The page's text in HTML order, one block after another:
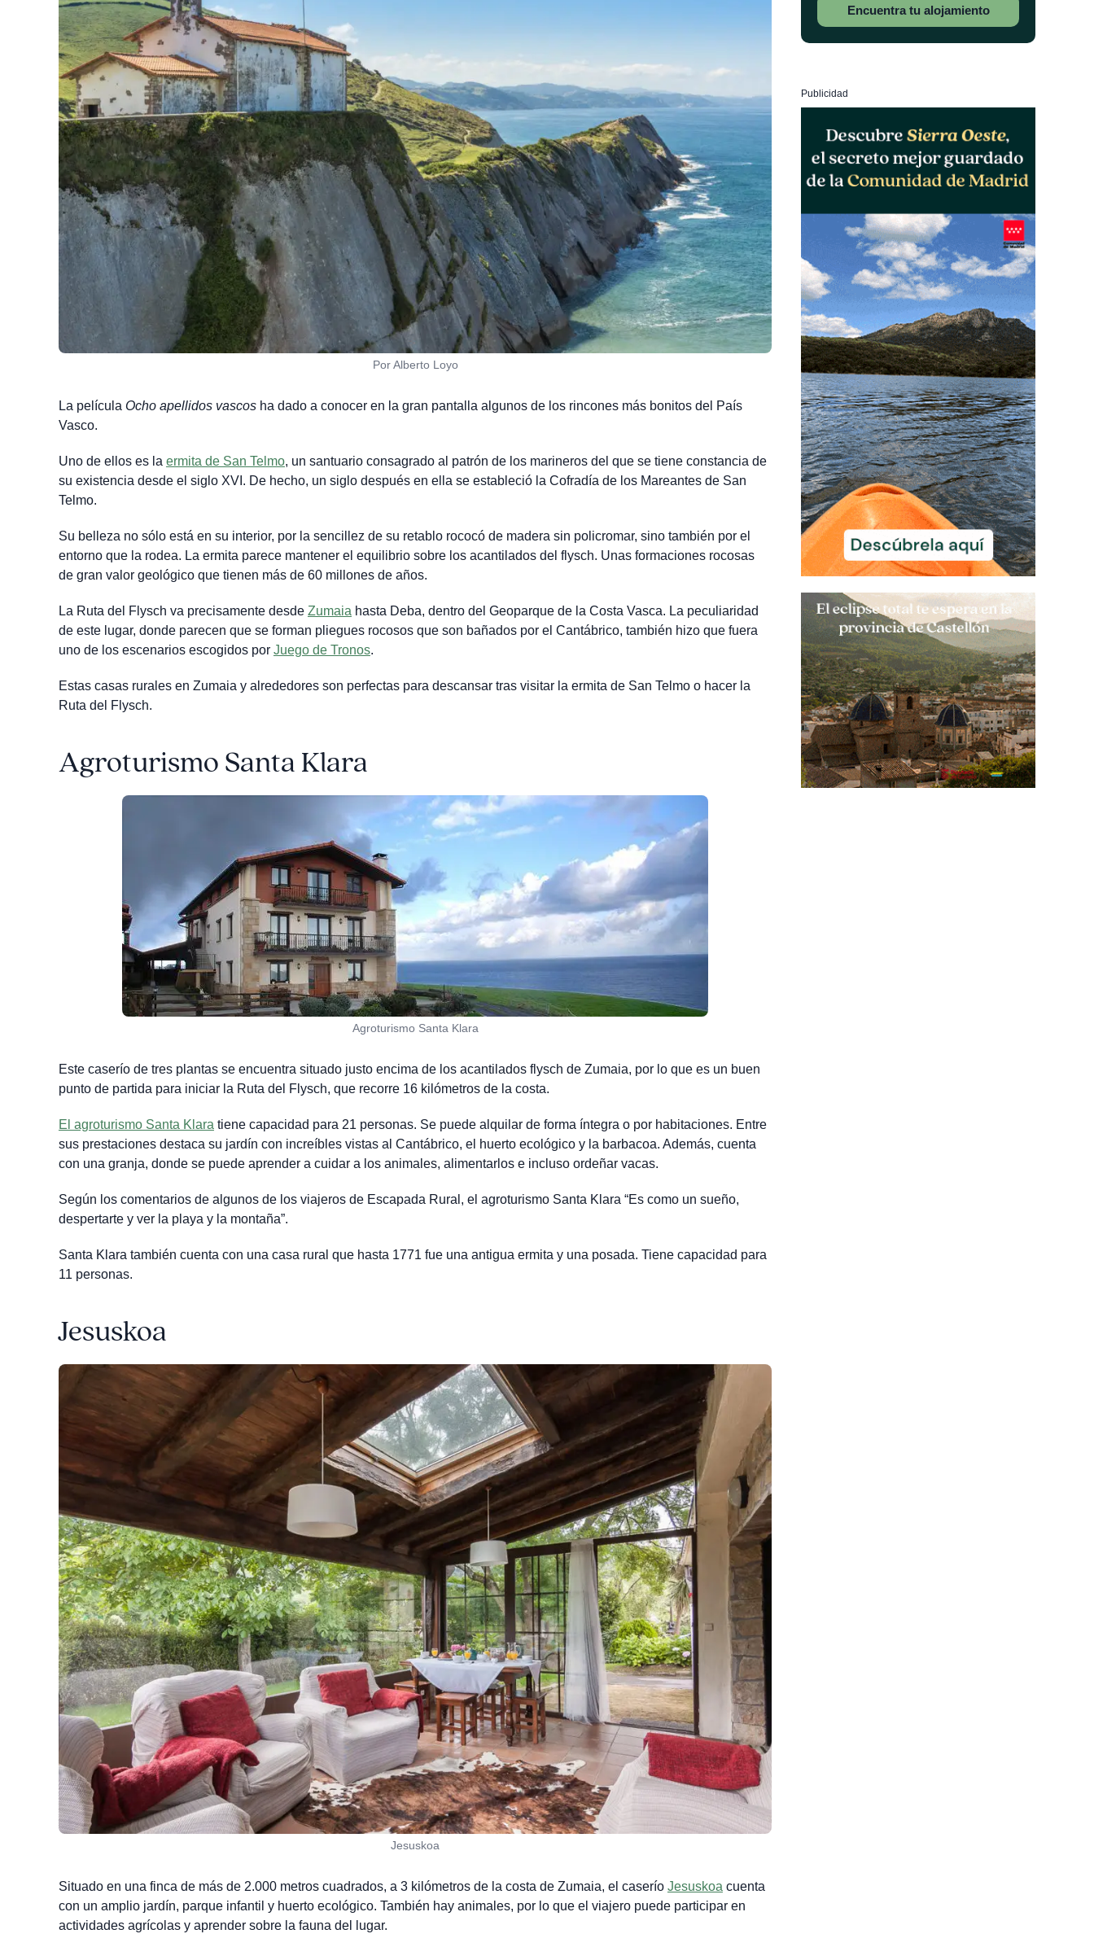
Por Alberto Loyo
La película Ocho apellidos vascosha dado a conocer en la gran pantalla algunos de los rincones más bonitos del País
Vasco.
Uno de ellos es la ermita de San Telmo, un santuario consagrado al patrón de los marineros del que se tiene constancia de
su existencia desde el siglo XVI. De hecho, un siglo después en ella se estableció la Cofradía de los Mareantes de San
Telmo.
Su belleza no sólo está en su interior, por la sencillez de su retablo rococó de madera sin policromar, sino también por el
entorno que la rodea. La ermita parece mantener el equilibrio sobre los acantilados del flysch. Unas formaciones rocosas
de gran valor geológico que tienen más de 60 millones de años.
La Ruta del Flysch va precisamente desde Zumaia hasta Deba, dentro del Geoparque de la Costa Vasca. La peculiaridad
de este lugar, donde parecen que se forman pliegues rocosos que son bañados por el Cantábrico, también hizo que fuera
uno de los escenarios escogidos por Juego de Tronos.
Estas casas rurales en Zumaia y alrededores son perfectas para descansar tras visitar la ermita de San Telmo o hacer la
Ruta del Flysch.
Agroturismo Santa Klara
Agroturismo Santa Klara
Este caserío de tres plantas se encuentra situado justo encima de los acantilados flysch de Zumaia, por lo que es un buen
punto de partida para iniciar la Ruta del Flysch, que recorre 16 kilómetros de la costa.
El agroturismo Santa Klara tiene capacidad para 21 personas. Se puede alquilar de forma íntegra o por habitaciones. Entre
sus prestaciones destaca su jardín con increíbles vistas al Cantábrico, el huerto ecológico y la barbacoa. Además, cuenta
con una granja, donde se puede aprender a cuidar a los animales, alimentarlos e incluso ordeñar vacas.
Según los comentarios de algunos de los viajeros de Escapada Rural, el agroturismo Santa Klara “Es como un sueño,
despertarte y ver la playa y la montaña”.
Santa Klara también cuenta con una casa rural que hasta 1771 fue una antigua ermita y una posada. Tiene capacidad para
11 personas.
Jesuskoa
Jesuskoa
Situado en una finca de más de 2.000 metros cuadrados, a 3 kilómetros de la costa de Zumaia, el caserío Jesuskoa cuenta
con un amplio jardín, parque infantil y huerto ecológico. También hay animales, por lo que el viajero puede participar en
actividades agrícolas y aprender sobre la fauna del lugar.
Encuentra tu alojamiento
Publicidad